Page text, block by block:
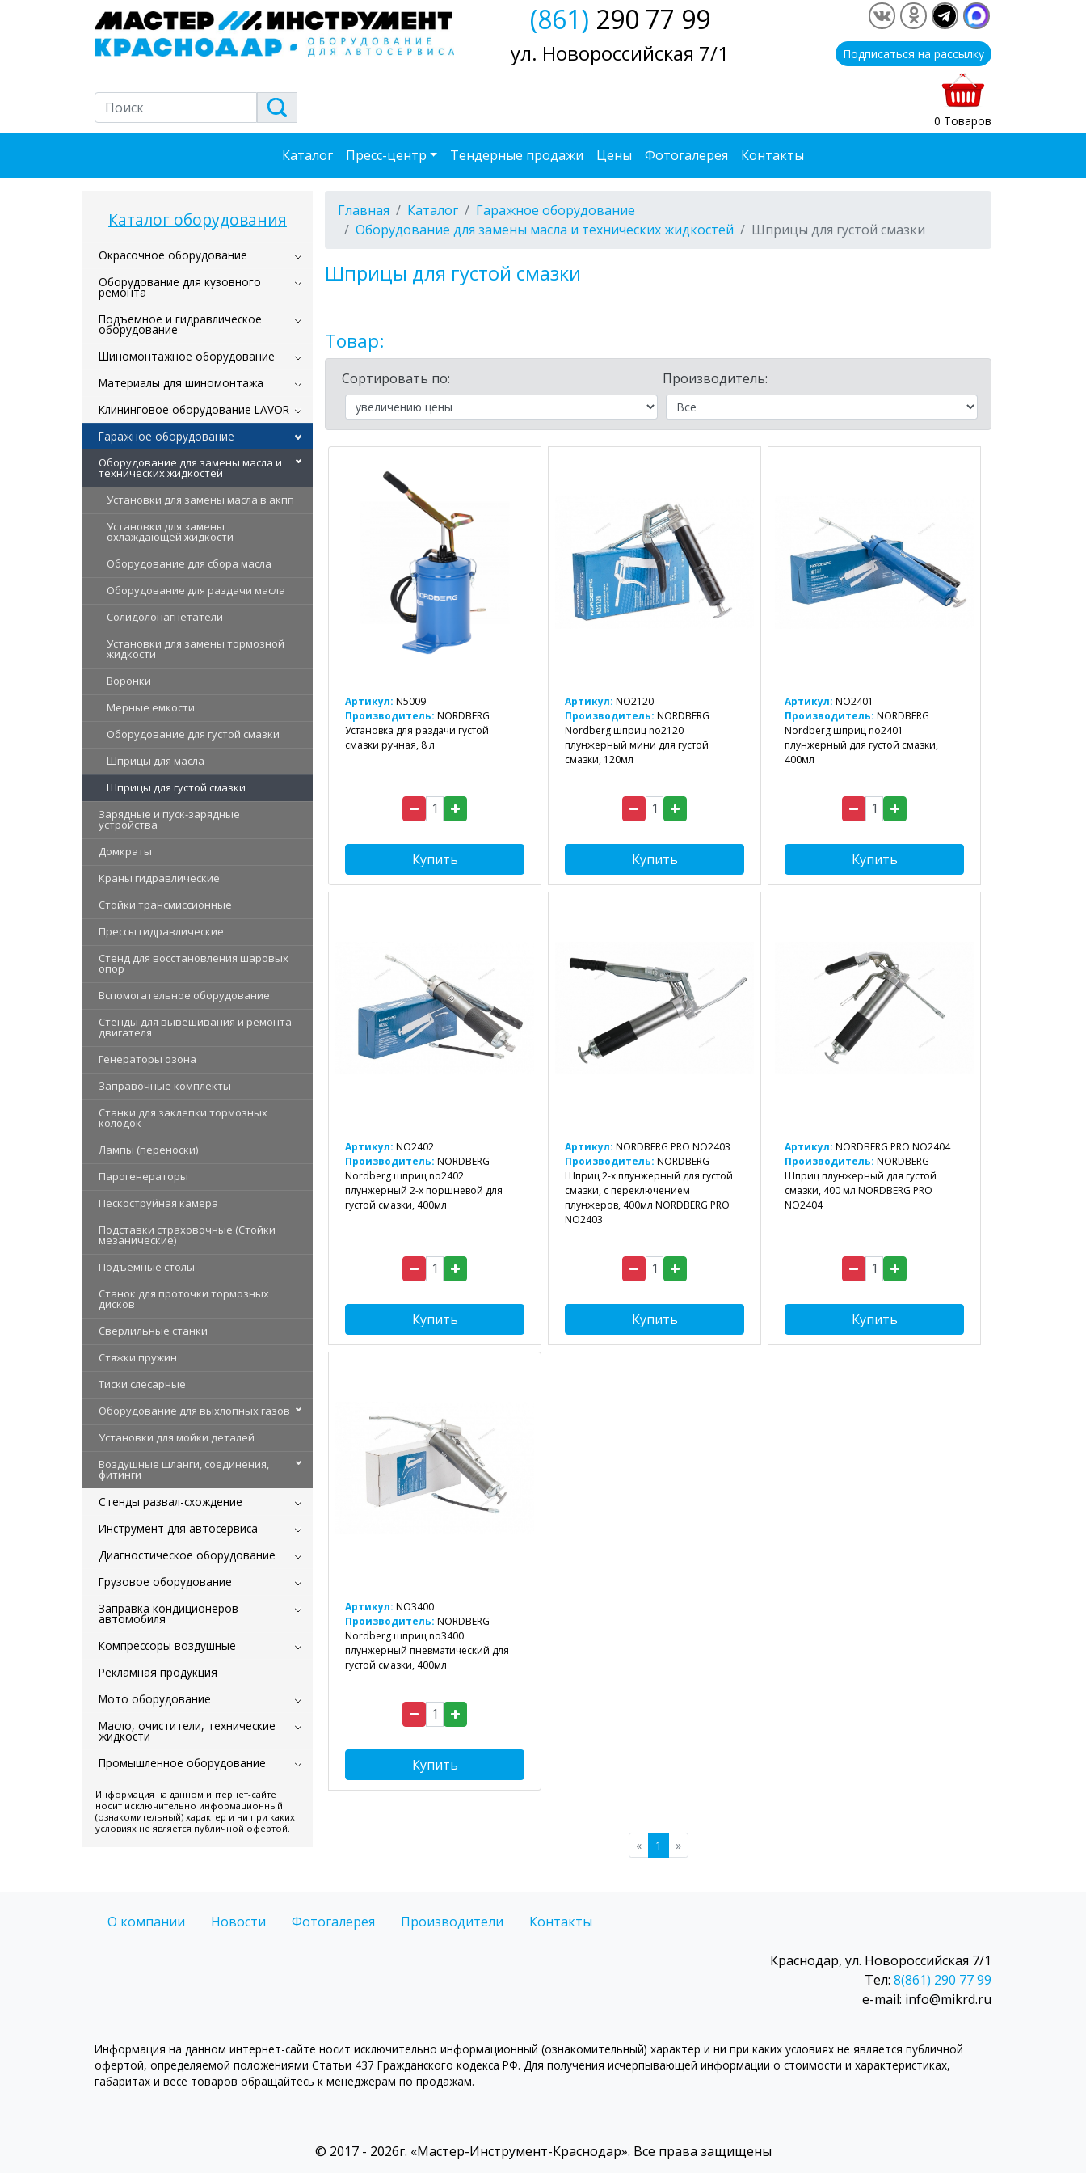
(861) 290 77 99
ул. Новороссийская 7/1 Подписаться на рассылку
0 Товаров
Каталог Пресс-центр Тендерные продажи Цены Фотогалерея Контакты
Каталог оборудования
Окрасочное оборудование
Оборудование для кузовного
ремонта
Подъемное и гидравлическое
оборудование
Шиномонтажное оборудование
Материалы для шиномонтажа
Клининговое оборудование LAVOR
Гаражное оборудование
Оборудование для замены масла и
технических жидкостей
Установки для замены масла в акпп
Установки для замены
охлаждающей жидкости
Оборудование для сбора масла
Оборудование для раздачи масла
Солидолонагнетатели
Установки для замены тормозной
жидкости
Воронки
Мерные емкости
Оборудование для густой смазки
Шприцы для масла
Шприцы для густой смазки
Зарядные и пуск-зарядные
устройства
Домкраты
Краны гидравлические
Стойки трансмиссионные
Прессы гидравлические
Стенд для восстановления шаровых
опор
Вспомогательное оборудование
Стенды для вывешивания и ремонта
двигателя
Генераторы озона
Заправочные комплекты
Станки для заклепки тормозных
колодок
Лампы (переноски)
Парогенераторы
Пескоструйная камера
Подставки страховочные (Стойки
мезанические)
Подъемные столы
Станок для проточки тормозных
дисков
Сверлильные станки
Стяжки пружин
Тиски слесарные
Оборудование для выхлопных газов
Установки для мойки деталей
Воздушные шланги, соединения,
фитинги
Стенды развал-схождение
Инструмент для автосервиса
Диагностическое оборудование
Грузовое оборудование
Заправка кондиционеров
автомобиля
Компрессоры воздушные
Рекламная продукция
Мото оборудование
Масло, очистители, технические
жидкости
Промышленное оборудование
Информация на данном интернет-сайте
носит исключительно информационный
(ознакомительный) характер и ни при каких
условиях не является публичной офертой.
Главная Каталог
Гаражное оборудование
Оборудование для замены масла и технических жидкостей
Шприцы для густой смазки
Шприцы для густой смазки
Товар:
Сортировать по: Производитель:
Артикул: N5009
Производитель: NORDBERG
Установка для раздачи густой
смазки ручная, 8 л
Купить
Артикул: NO2120
Производитель: NORDBERG
Nordberg шприц no2120
плунжерный мини для густой
смазки, 120мл
Купить
Артикул: NO2401
Производитель: NORDBERG
Nordberg шприц no2401
плунжерный для густой смазки,
400мл
Купить
Артикул: NO2402
Производитель: NORDBERG
Nordberg шприц no2402
плунжерный 2-х поршневой для
густой смазки, 400мл
Купить
Артикул: NORDBERG PRO NO2403
Производитель: NORDBERG
Шприц 2-х плунжерный для густой
смазки, с переключением
плунжеров, 400мл NORDBERG PRO
NO2403
Купить
Артикул: NORDBERG PRO NO2404
Производитель: NORDBERG
Шприц плунжерный для густой
смазки, 400 мл NORDBERG PRO
NO2404
Купить
Артикул: NO3400
Производитель: NORDBERG
Nordberg шприц no3400
плунжерный пневматический для
густой смазки, 400мл
Купить
« 1 »
О компании Новости Фотогалерея Производители Контакты
Краснодар, ул. Новороссийская 7/1
Тел: 8(861) 290 77 99
e-mail: info@mikrd.ru
Информация на данном интернет-сайте носит исключительно информационный (ознакомительный) характер и ни при каких условиях не является публичной
офертой, определяемой положениями Статьи 437 Гражданского кодекса РФ. Для получения исчерпывающей информации о стоимости и характеристиках,
габаритах и весе товаров обращайтесь к менеджерам по продажам.
© 2017 - 2026г. «Мастер-Инструмент-Краснодар». Все права защищены